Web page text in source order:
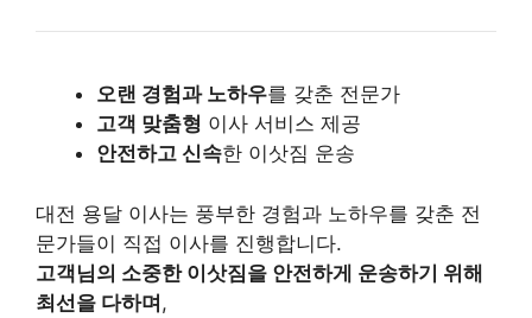
오랜 경험과 노하우를 갖춘 전문가
고객 맞춤형 이사 서비스 제공
안전하고 신속한 이삿짐 운송
대전 용달 이사는 풍부한 경험과 노하우를 갖춘 전
문가들이 직접 이사를 진행합니다.
고객님의 소중한 이삿짐을 안전하게 운송하기 위해
최선을 다하며,